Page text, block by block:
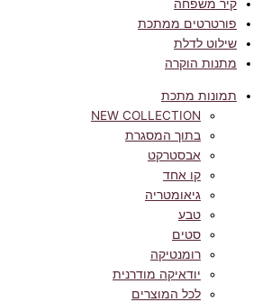
קיר משפחה
פורטרטים ממתכת
שילוט לדלת
מתנות הוקרה
תמונות מתכת
NEW COLLECTION
בתוך המסגרת
אבסטרקט
קו אחד
גיאומטריה
טבע
סטים
רומנטיקה
יודאיקה מודרנית
לכל המוצרים